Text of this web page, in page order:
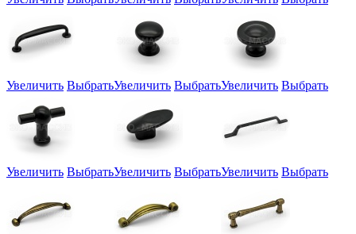
Увеличить ВыбратьУвеличить ВыбратьУвеличить Выбрать
Увеличить ВыбратьУвеличить ВыбратьУвеличить Выбрать